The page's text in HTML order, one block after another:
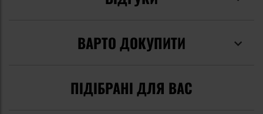
ВАРТО ДОКУПИТИ
ПІДІБРАНІ ДЛЯ ВАС